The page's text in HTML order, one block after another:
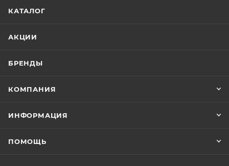
утверждение заказчика.
Цены на сайте не являются оптовыми и
приходит письмо только для подтверждения, что
счете после проверки товара на наличие на складе.
КАТАЛОГ
АКЦИИ
БРЕНДЫ
КОМПАНИЯ
ИНФОРМАЦИЯ
ПОМОЩЬ